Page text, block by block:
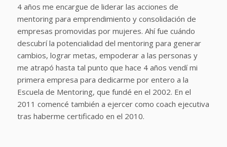
4 años me encargue de liderar las acciones de
mentoring para emprendimiento y consolidación de
empresas promovidas por mujeres. Ahí fue cuándo
descubrí la potencialidad del mentoring para generar
cambios, lograr metas, empoderar a las personas y
me atrapó hasta tal punto que hace 4 años vendí mi
primera empresa para dedicarme por entero a la
Escuela de Mentoring, que fundé en el 2002. En el
2011 comencé también a ejercer como coach ejecutiva
tras haberme certificado en el 2010.